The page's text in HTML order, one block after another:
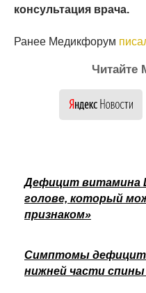
консультация врача.
Ранее Медикфорум
Читайте
Дефицит витамина
голове, который
признаком»
Симптомы
нижней части